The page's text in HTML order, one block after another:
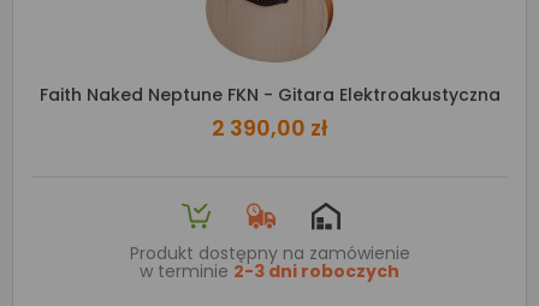
Faith Naked Neptune FKN - Gitara Elektroakustyczna
2 390,00 zł
Produkt dostępny na zamówienie
w terminie 2-3 dni roboczych